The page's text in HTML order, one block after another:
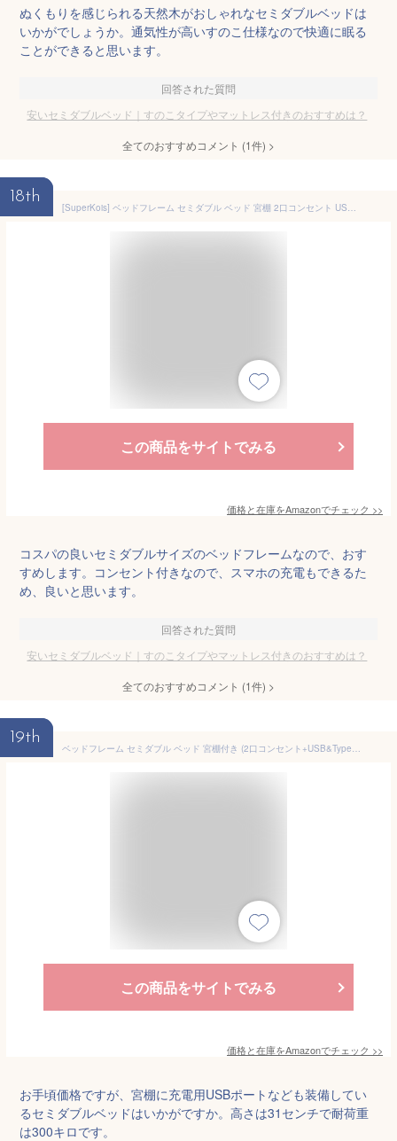
ぬくもりを感じられる天然木がおしゃれなセミダブルベッドは
いかがでしょうか。通気性が高いすのこ仕様なので快適に眠る
ことができると思います。
回答された質問
安いセミダブルベッド｜すのこタイプやマットレス付きのおすすめは？
全てのおすすめコメント (1件) >
18th
[SuperKois] ベッドフレーム セミダブル ベッド 宮棚 2口コンセント USB&Type-C 耐荷重300kg パイプベッド 頑丈 静音 耐久性 通気性 湿気対策 組立簡単 床下収納高さ31cm ブラック
この商品をサイトでみる
価格と在庫をAmazonでチェック >>
コスパの良いセミダブルサイズのベッドフレームなので、おす
すめします。コンセント付きなので、スマホの充電もできるた
め、良いと思います。
回答された質問
安いセミダブルベッド｜すのこタイプやマットレス付きのおすすめは？
全てのおすすめコメント (1件) >
19th
ベッドフレーム セミダブル ベッド 宮棚付き (2口コンセント+USB&Type-C搭載) 静音設計 耐荷重300kg 組立簡単 床下収納高さ31cm 【16本補強で沈み込み防止】ブラック 頑丈 ベッドフレーム (シングル)
この商品をサイトでみる
価格と在庫をAmazonでチェック >>
お手頃価格ですが、宮棚に充電用USBポートなども装備してい
るセミダブルベッドはいかがですか。高さは31センチで耐荷重
は300キロです。